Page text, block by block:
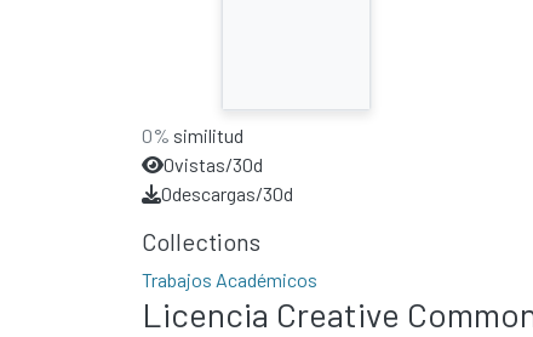
0% similitud
0vistas/30d
0descargas/30d
Collections
Trabajos Académicos
Licencia Creative